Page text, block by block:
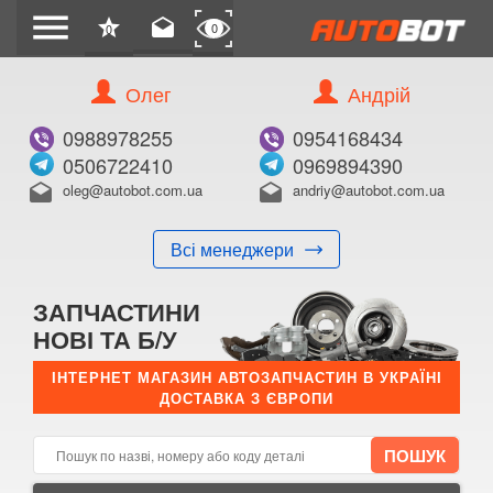
menu star
0 drafts 0
Олег
0988978255
0506722410
drafts oleg@autobot.com.ua
Всі менеджери
Андрій
0954168434
0969894390
drafts andriy@autobot.com.ua
ЗАПЧАСТИНИ
НОВІ ТА Б/У
ІНТЕРНЕТ МАГАЗИН АВТОЗАПЧАСТИН В УКРАЇНІ
ДОСТАВКА З ЄВРОПИ
КУПИТИ
Оригінальний номер:
Примітка:
E-mail:
Телефон: